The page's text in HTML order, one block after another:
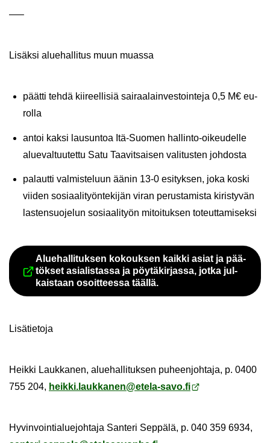
—–
Li­säk­si alue­hal­li­tus muun muas­sa
päät­ti tehdä kii­reel­li­siä sai­raa­lain­ves­toin­te­ja 0,5 M€ eu­
rol­la
antoi kaksi lausun­toa Itä-​Suomen hallinto-​oikeudelle
alue­val­tuu­tet­tu Satu Taa­vit­sai­sen va­li­tus­ten joh­dos­ta
pa­laut­ti val­mis­te­luun äänin 13-0 esi­tyk­sen, joka koski
vii­den so­si­aa­li­työn­te­ki­jän viran pe­rus­ta­mis­ta ki­ris­ty­vän
las­ten­suo­je­lun so­si­aa­li­työn mi­toi­tuk­sen to­teut­ta­mi­sek­si
Siir­ryt toi­seen pal­ve­luun
Alue­hal­li­tuk­sen ko­kouk­sen kaik­ki asiat ja pää­
tök­set asia­lis­tas­sa ja pöy­tä­kir­jas­sa, jotka jul­
kais­taan osoit­tees­sa tääl­lä.
Li­sä­tie­to­ja
Heik­ki Lauk­ka­nen, alue­hal­li­tuk­sen pu­heen­joh­ta­ja, p. 0400
755 204, heik­ki.lauk­ka­nen@etela-​savo.fi
Hy­vin­voin­tia­lue­joh­ta­ja San­te­ri Sep­pä­lä, p. 040 359 6934,